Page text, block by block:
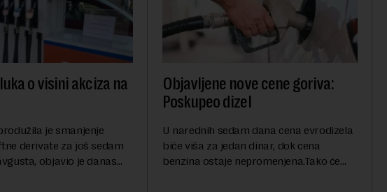
o visini akciza na
je smanjenje
derivate za još sedam
objavio je danas
Objavljene nove cene goriva:
Poskupeo dizel
U narednih sedam dana cena evrodizela
biće viša za jedan dinar, dok cena
benzina ostaje nepromenjena.Tako će